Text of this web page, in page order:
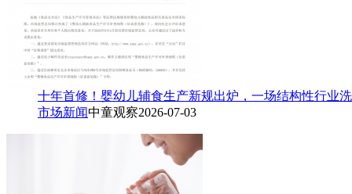
十年首修！婴幼儿辅食生产新规出炉，一场结构性行业洗
市场新闻中童观察2026-07-03